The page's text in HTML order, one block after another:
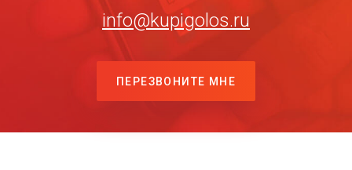
info@kupigolos.ru
ПЕРЕЗВОНИТЕ МНЕ